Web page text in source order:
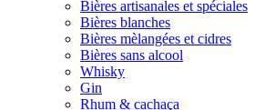
Bières artisanales et spéciales
Bières blanches
Bières mèlangées et cidres
Bières sans alcool
Whisky
Gin
Rhum & cachaça